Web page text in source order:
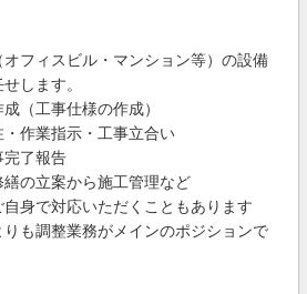
フィスビル・マンション等）の設備
します。
（工事仕様の作成）
作業指示・工事立合い
了報告
の立案から施工管理など
身で対応いただくこともあります
も調整業務がメインのポジションで